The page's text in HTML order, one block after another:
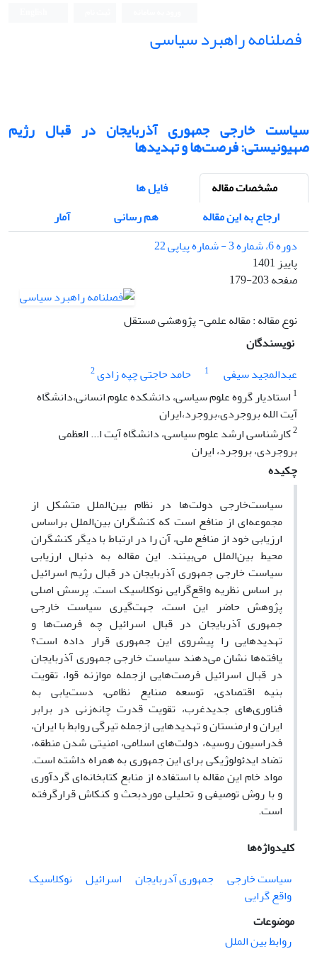
فصلنامه راهبرد سیاسی
سیاست خارجی جمهوری آذربایجان در قبال رژیم
صهیونیستی: فرصت‌ها و تهدیدها
مشخصات مقاله
فایل ها
ارجاع به این مقاله
هم رسانی
آمار
دوره 6، شماره 3 - شماره پیاپی 22
پاییز 1401
صفحه179-203
نوع مقاله : مقاله علمی- پژوهشی مستقل
نویسندگان
عبدالمجید سیفی
1 حامد حاجتی چپه زادی2
1 استادیار گروه علوم سیاسی، دانشکده علوم انسانی،دانشگاه
آیت الله بروجردی،بروجرد،ایران
2کارشناسی ارشد علوم سیاسی، دانشگاه آیت ا... العظمی
بروجردی، بروجرد، ایران
چکیده
سیاست‌خارجی دولت‌ها در نظام بین‌الملل متشکل از
مجموعه‌ای از منافع است که کنشگران بین‌الملل بر‌اساس
ارزیابی خود از منافع ملی، آن را در ارتباط با دیگر کنشگران
محیط بین‌الملل می‌بینند. این مقاله به دنبال ارزیابی
سیاست خارجی جمهوری آذربایجان در قبال رژیم اسرائیل
بر اساس نظریه واقع‌گرایی نوکلاسیک است. پرسش اصلی
پژوهش حاضر این است، جهت‌گیری سیاست‌ خارجی
جمهوری آذربایجان در قبال اسرائیل چه فرصت‌ها و
تهدیدهایی را پیشروی این جمهوری قرار داده است؟
یافته‌ها نشان می‌دهند سیاست خارجی جمهوری آذربایجان
در قبال اسرائیل فرصت‌هایی ازجمله موازنه قوا، تقویت
بنیه اقتصادی، توسعه صنایع نظامی، دست‌یابی به
فناوری‌های جدیدغرب، تقویت قدرت چانه‌زنی در برابر
ایران و ارمنستان و تهدیدهایی ازجمله تیرگی روابط با ایران،
فدراسیون روسیه، دولت‌های اسلامی، امنیتی شدن منطقه،
تضاد ایدئولوژیکی برای این جمهوری به همراه داشته است.
مواد خام این مقاله با استفاده از منابع کتابخانه‌ای گردآوری
و با روش توصیفی و تحلیلی موردبحث و کنکاش قرارگرفته
است.
کلیدواژه‌ها
سیاست خارجی
جمهوری آدربایجان اسرائیل
نوکلاسیک
واقع گرایی
موضوعات
روابط بین الملل